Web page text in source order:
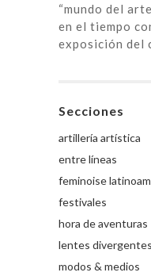
“mundo del
en el tiempo
exposición del
Secciones
artillería artística
entre líneas
feminoise
festivales
hora de aventuras
lentes divergentes
modos & medios